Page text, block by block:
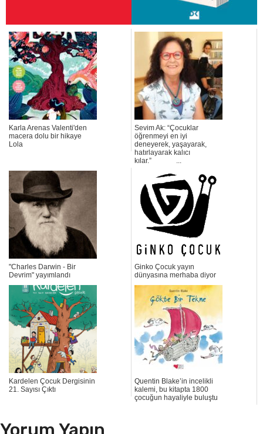
Karla Arenas Valenti'den
macera dolu bir hikaye
Lola
Sevim Ak: “Çocuklar
öğrenmeyi en iyi
deneyerek, yaşayarak,
hatırlayarak kalıcı
kılar.” ...
"Charles Darwin - Bir
Devrim" yayımlandı
Ginko Çocuk yayın
dünyasına merhaba diyor
Kardelen Çocuk Dergisinin
21. Sayısı Çıktı
Quentin Blake’in incelikli
kalemi, bu kitapta 1800
çocuğun hayaliyle buluştu